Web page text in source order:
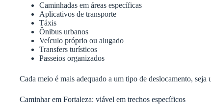
Caminhadas em áreas específicas
Aplicativos de transporte
Táxis
Ônibus urbanos
Veículo próprio ou alugado
Transfers turísticos
Passeios organizados
Cada meio é mais adequado a um tipo de deslocamento, seja
Caminhar em Fortaleza: viável em trechos específicos